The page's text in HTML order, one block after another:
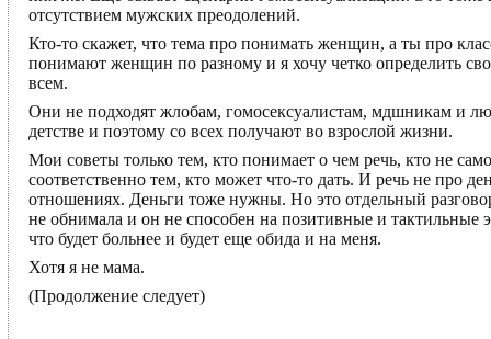
отсутствием мужских преодолений.
Кто-то скажет, что тема про понимать женщин, а ты про
понимают женщин по разному и я хочу четко определить
всем.
Они не подходят жлобам, гомосексуалистам, мдшникам и
детстве и поэтому со всех получают во взрослой жизни.
Мои советы только тем, кто понимает о чем речь, кто не
соответственно тем, кто может что-то дать. И речь не про
отношениях. Деньги тоже нужны. Но это отдельный
не обнимала и он не способен на позитивные и
что будет больнее и будет еще обида и на меня.
Хотя я не мама.
(Продолжение следует)